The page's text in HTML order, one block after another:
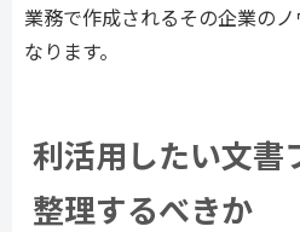
業務で作成されるその企業の
なります。
利活用したい文書
整理するべきか